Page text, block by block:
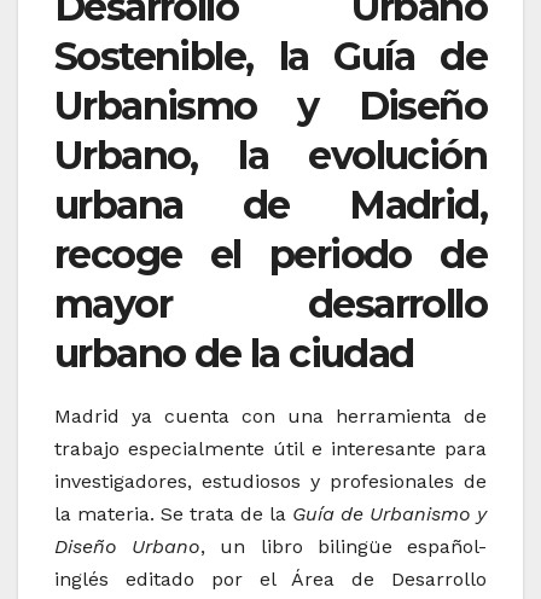
Sostenible, la Guía de
Urbanismo y Diseño
Urbano, la evolución
urbana de Madrid,
recoge el periodo de
mayor desarrollo
urbano de la ciudad
Madrid ya cuenta con una herramienta de
trabajo especialmente útil e interesante para
investigadores, estudiosos y profesionales de
la materia. Se trata de la Guía de Urbanismo y
Diseño Urbano, un libro bilingüe español-
inglés editado por el Área de Desarrollo